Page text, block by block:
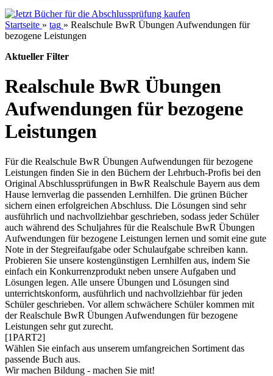
Startseite » tag » Realschule BwR Übungen Aufwendungen für
bezogene Leistungen
Aktueller Filter
Realschule BwR Übungen
Aufwendungen für bezogene
Leistungen
Für die Realschule BwR Übungen Aufwendungen für bezogene
Leistungen finden Sie in den Büchern der Lehrbuch-Profis bei den
Original Abschlussprüfungen in BwR Realschule Bayern aus dem
Hause lernverlag die passenden Lernhilfen. Die grünen Bücher
sichern einen erfolgreichen Abschluss. Die Lösungen sind sehr
ausführlich und nachvollziehbar geschrieben, sodass jeder Schüler
auch während des Schuljahres für die Realschule BwR Übungen
Aufwendungen für bezogene Leistungen lernen und somit eine gute
Note in der Stegreifaufgabe oder Schulaufgabe schreiben kann.
Probieren Sie unsere kostengünstigen Lernhilfen aus, indem Sie
einfach ein Konkurrenzprodukt neben unsere Aufgaben und
Lösungen legen. Alle unsere Übungen und Lösungen sind
unterrichtskonform, ausführlich und nachvollziehbar für jeden
Schüler geschrieben. Vor allem schwächere Schüler kommen mit
der Realschule BwR Übungen Aufwendungen für bezogene
Leistungen sehr gut zurecht.
[1PART2]
Wählen Sie einfach aus unserem umfangreichen Sortiment das
passende Buch aus.
Wir machen Bildung - machen Sie mit!